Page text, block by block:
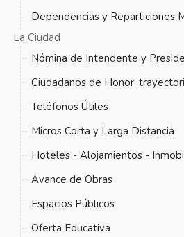
Dependencias y Reparticiones
La Ciudad
Nómina de Intendente y
Ciudadanos de Honor,
Teléfonos Útiles
Micros Corta y Larga Distancia
Hoteles - Alojamientos -
Avance de Obras
Espacios Públicos
Oferta Educativa